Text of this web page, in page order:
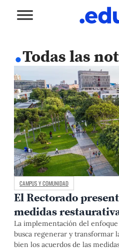
.Todas las
CAMPUS Y COMUNIDAD
El Rectorado
medidas
La implementación del
busca regenerar y transformar
bien los acuerdos de las